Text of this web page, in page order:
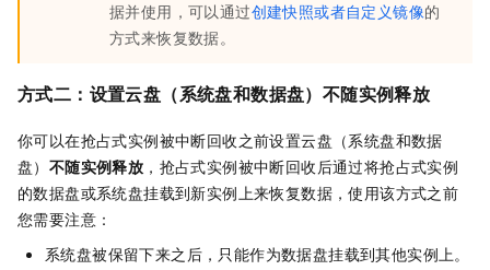
据并使用，可以通过创建快照或者自定义镜像的
方式来恢复数据。
方式二：设置云盘（系统盘和数据盘）不随实例释放
你可以在抢占式实例被中断回收之前设置云盘（系统盘和数据
盘） 不随实例释放 ，抢占式实例被中断回收后通过将抢占式实例
的数据盘或系统盘挂载到新实例上来恢复数据，使用该方式之前
您需要注意：
系统盘被保留下来之后，只能作为数据盘挂载到其他实例上。